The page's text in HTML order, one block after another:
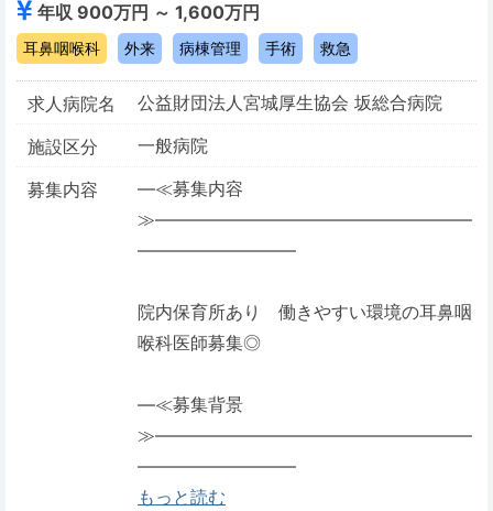
年収 900万円 ～ 1,600万円
耳鼻咽喉科 外来 病棟管理 手術 救急
求人病院名
公益財団法人宮城厚生協会 坂総合病院
施設区分
一般病院
募集内容
―≪募集内容
≫――――――――――――――――――
―――――――――
院内保育所あり 働きやすい環境の耳鼻咽
喉科医師募集◎
―≪募集背景
≫――――――――――――――――――
―――――――――
もっと読む